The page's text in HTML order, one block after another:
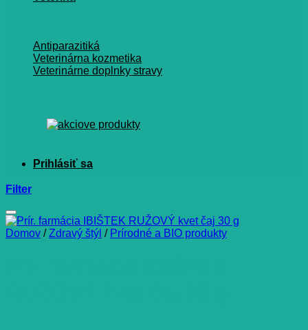
Antiparazitiká
Veterinárna kozmetika
Veterinárne doplnky stravy
Filter
Domov / Zdravý štýl / Prírodné a BIO produkty